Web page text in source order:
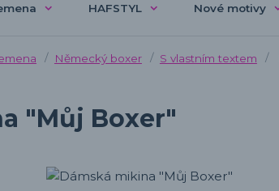
HAFSTYL Nové motivy
Německý boxer S vlastním textem
"Můj Boxer"